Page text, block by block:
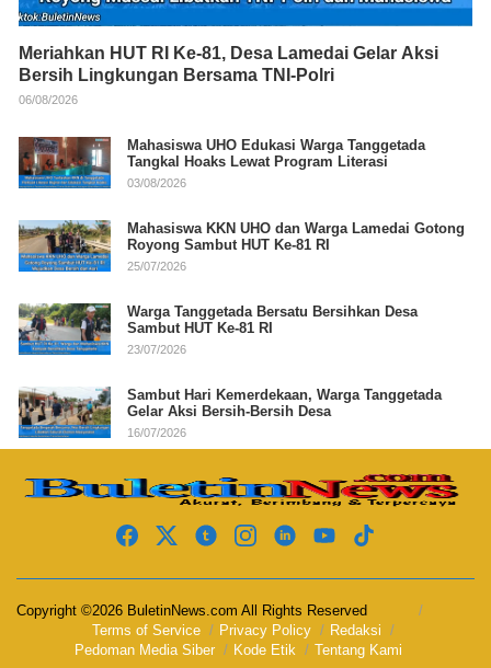
Meriahkan HUT RI Ke-81, Desa Lamedai Gelar Aksi
Bersih Lingkungan Bersama TNI-Polri
06/08/2026
Mahasiswa UHO Edukasi Warga Tanggetada
Tangkal Hoaks Lewat Program Literasi
03/08/2026
Mahasiswa KKN UHO dan Warga Lamedai Gotong
Royong Sambut HUT Ke-81 RI
25/07/2026
Warga Tanggetada Bersatu Bersihkan Desa
Sambut HUT Ke-81 RI
23/07/2026
Sambut Hari Kemerdekaan, Warga Tanggetada
Gelar Aksi Bersih-Bersih Desa
16/07/2026
Copyright ©2026 BuletinNews.com All Rights Reserved
Terms of Service
Privacy Policy
Redaksi
Pedoman Media Siber
Kode Etik Tentang Kami